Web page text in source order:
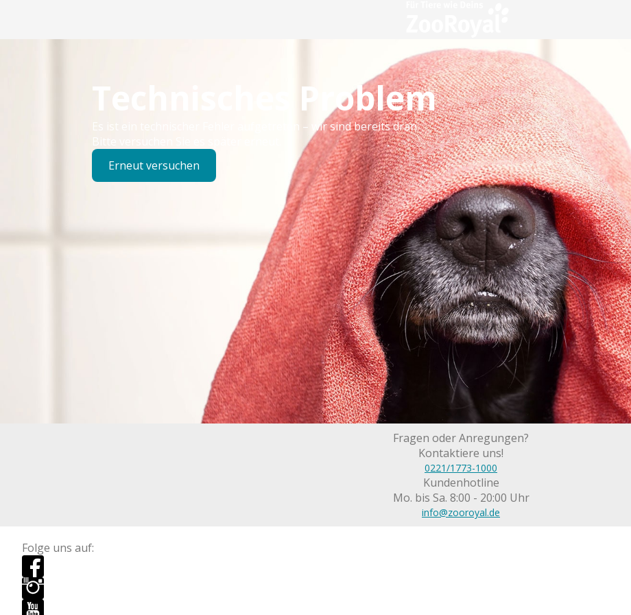
Technisches Problem
Es ist ein technischer Fehler aufgetreten – wir sind bereits dran.
Bitte versuchen Sie es später erneut.
Erneut versuchen
Fragen oder Anregungen?
Kontaktiere uns!
0221/1773-1000
Kundenhotline
Mo. bis Sa. 8:00 - 20:00 Uhr
info@zooroyal.de
Folge uns auf: